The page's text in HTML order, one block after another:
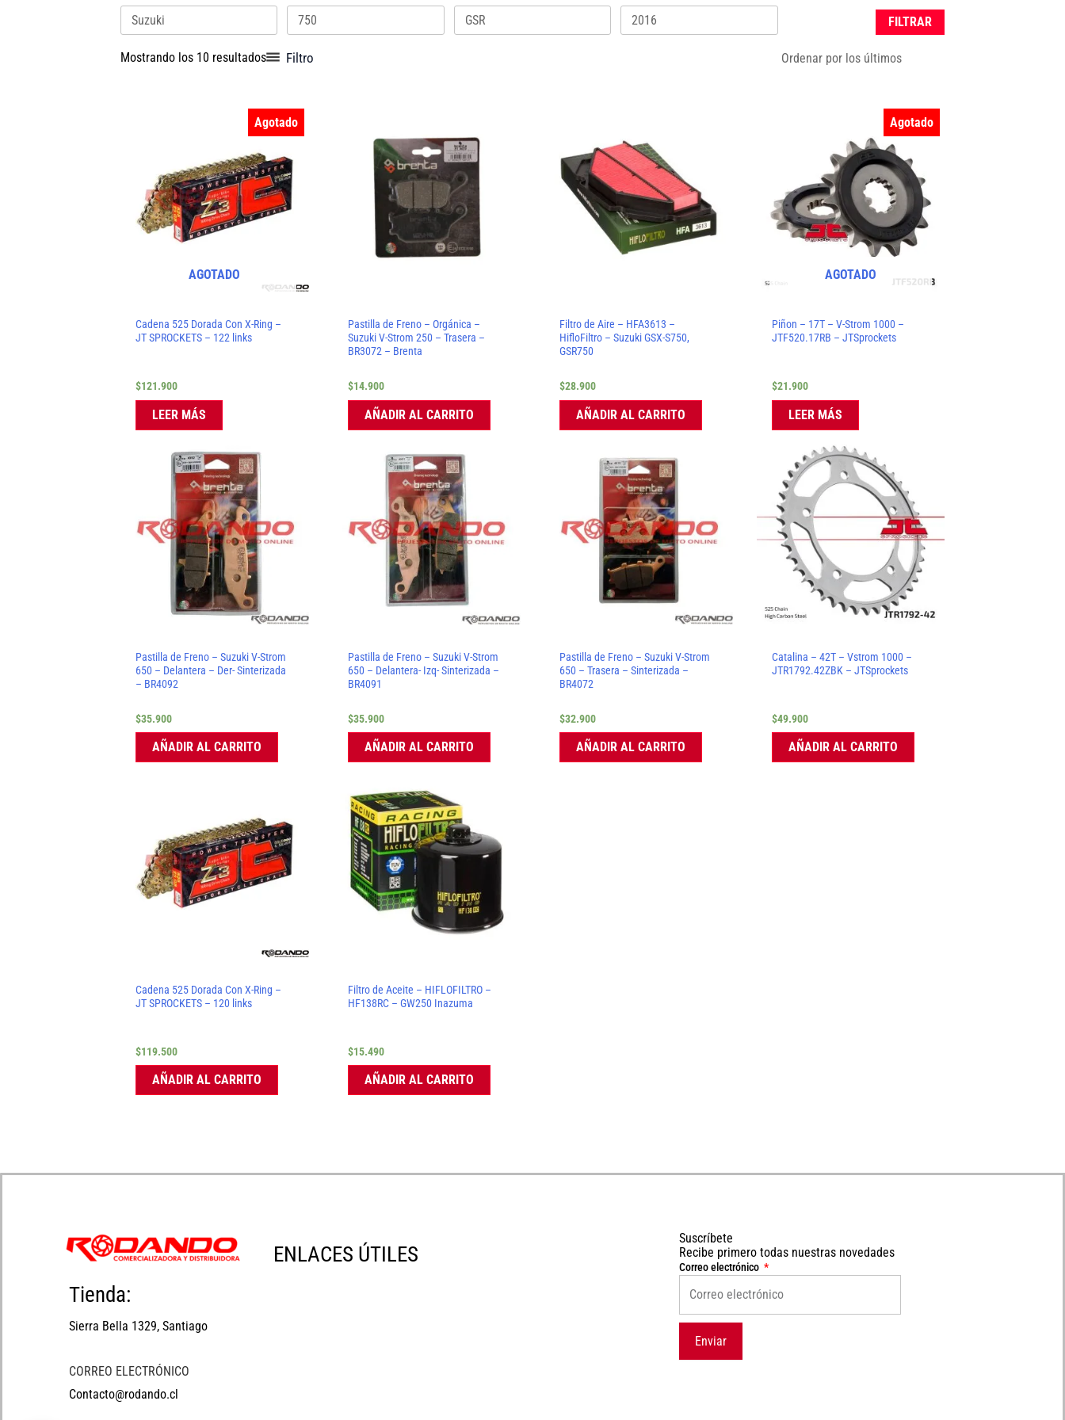
FILTRAR
Mostrando los 10 resultados
por
últimos
Filtro
Agotado
AGOTADO
Cadena 525 Dorada Con X-Ring –
JT SPROCKETS – 122 links
$121.900
LEER MÁS
Pastilla de Freno – Orgánica –
Suzuki V-Strom 250 – Trasera –
BR3072 – Brenta
$14.900
AÑADIR AL CARRITO
Filtro de Aire – HFA3613 –
HifloFiltro – Suzuki GSX-S750,
GSR750
$28.900
AÑADIR AL CARRITO
Agotado
AGOTADO
Piñon – 17T – V-Strom 1000 –
JTF520.17RB – JTSprockets
$21.900
LEER MÁS
Pastilla de Freno – Suzuki V-Strom
650 – Delantera – Der- Sinterizada
– BR4092
$35.900
AÑADIR AL CARRITO
Pastilla de Freno – Suzuki V-Strom
650 – Delantera- Izq- Sinterizada –
BR4091
$35.900
AÑADIR AL CARRITO
Pastilla de Freno – Suzuki V-Strom
650 – Trasera – Sinterizada –
BR4072
$32.900
AÑADIR AL CARRITO
Catalina – 42T – Vstrom 1000 –
JTR1792.42ZBK – JTSprockets
$49.900
AÑADIR AL CARRITO
Cadena 525 Dorada Con X-Ring –
JT SPROCKETS – 120 links
$119.500
AÑADIR AL CARRITO
Filtro de Aceite – HIFLOFILTRO –
HF138RC – GW250 Inazuma
$15.490
AÑADIR AL CARRITO
Tienda:
Sierra Bella 1329, Santiago
CORREO ELECTRÓNICO
Contacto@rodando.cl
ENLACES ÚTILES
Suscríbete
Recibe primero todas nuestras novedades
Correo electrónico
Enviar